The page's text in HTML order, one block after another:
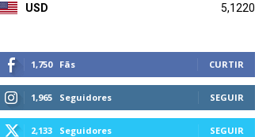
USD 5,1220
1,750 Fãs CURTIR
1,965 Seguidores SEGUIR
2,133 Seguidores SEGUIR